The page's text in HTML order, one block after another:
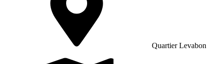
Quartier Levabon